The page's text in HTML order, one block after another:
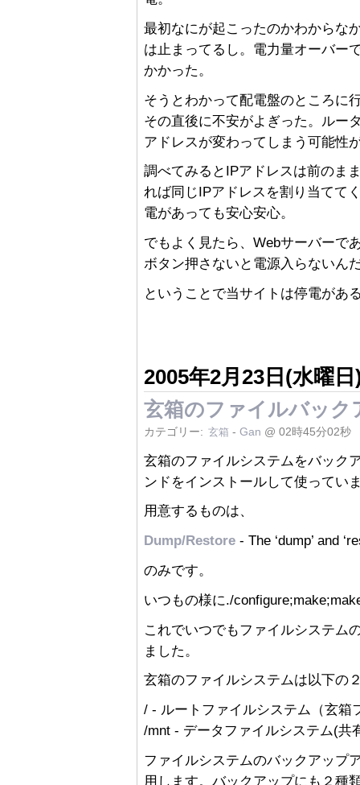
最初なにが起こったのかわからな
は止まってるし。電力量オーバー
かかった。
そうとわかって配電盤のところに
その直後に不安がよぎった。ルー
アドレスが変わってしまう可能性
調べてみるとIPアドレスは前のま
れば同じIPアドレスを割り当てて
電があっても安心安心。
でもよく見たら、Webサーバーで
ボタン押さないと電源入らないん
ということで当サイトは停電があ
2005年2月23日(水曜日
玄箱のファイルバック
カテゴリー: 玄箱 - Gan @ 02時45分02秒
玄箱のファイルシステムをバック
ンドをインストールして使ってい
用意するものは、
Dump/Restore - The ‘dump’ and
のみです。
いつもの様に./
これでいつでもファイルシステム
ました。
玄箱のファイルシステムは以下の
/ - ルートファイルシステム（玄箱
/mnt - データファイルシステム(共
ファイルシステムのバックアップ
用します。バックアップにも２種